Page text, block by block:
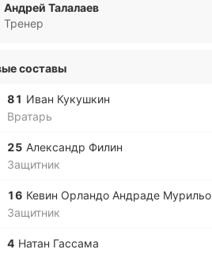
Андрей Талалаев
Тренер
составы
81 Иван Ку­ку­шкин
Вратарь
25 Але­ксандр Филин
Защитник
16 Кевин Орла­ндо Андра­де Му­ри­льо
Защитник
4 Натан Га­сса­ма